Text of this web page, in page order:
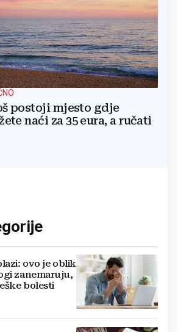
postoji mjesto gdje
naći za 35 eura, a ručati
ovo je oblik
zanemaruju,
bolesti